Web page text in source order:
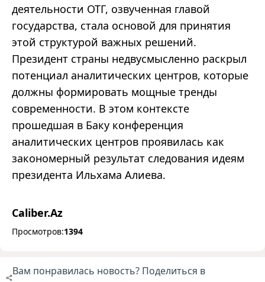
деятельности ОТГ, озвученная главой
государства, стала основой для принятия
этой структурой важных решений.
Президент страны недвусмысленно раскрыл
потенциал аналитических центров, которые
должны формировать мощные тренды
современности. В этом контексте
прошедшая в Баку конференция
аналитических центров проявилась как
закономерный результат следования идеям
президента Ильхама Алиева.
Caliber.Az
Просмотров:1394
Вам понравилась новость? Поделиться в